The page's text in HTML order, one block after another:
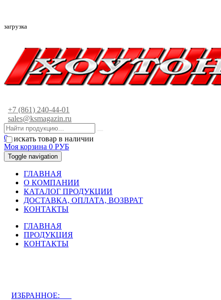
загрузка
+7 (861) 240-44-01
sales@ksmagazin.ru
искать товар в наличии
0
Моя корзина 0 РУБ
Toggle navigation
ГЛАВНАЯ
О КОМПАНИИ
КАТАЛОГ ПРОДУКЦИИ
ДОСТАВКА, ОПЛАТА, ВОЗВРАТ
КОНТАКТЫ
ГЛАВНАЯ
ПРОДУКЦИЯ
КОНТАКТЫ
ИЗБРАННОЕ: